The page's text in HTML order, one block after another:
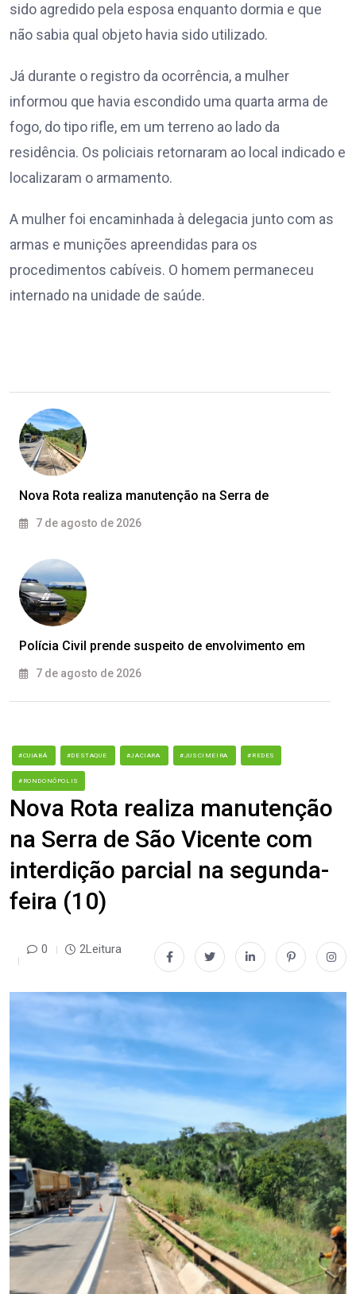
sido agredido pela esposa enquanto dormia e que
não sabia qual objeto havia sido utilizado.
Já durante o registro da ocorrência, a mulher
informou que havia escondido uma quarta arma de
fogo, do tipo rifle, em um terreno ao lado da
residência. Os policiais retornaram ao local indicado e
localizaram o armamento.
A mulher foi encaminhada à delegacia junto com as
armas e munições apreendidas para os
procedimentos cabíveis. O homem permaneceu
internado na unidade de saúde.
Nova Rota realiza manutenção na Serra de
7 de agosto de 2026
Polícia Civil prende suspeito de envolvimento em
7 de agosto de 2026
#CUIABÁ #DESTAQUE #JACIARA #JUSCIMEIRA #REDES
#RONDONÓPOLIS
Nova Rota realiza manutenção
na Serra de São Vicente com
interdição parcial na segunda-
feira (10)
0 2Leitura